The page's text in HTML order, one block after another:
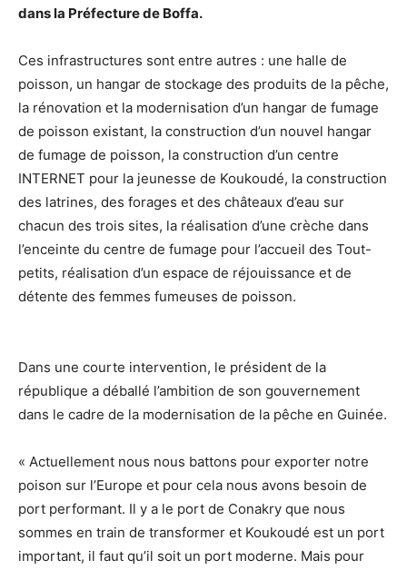
dans la Préfecture de Boffa.
Ces infrastructures sont entre autres : une halle de
poisson, un hangar de stockage des produits de la pêche,
la rénovation et la modernisation d’un hangar de fumage
de poisson existant, la construction d’un nouvel hangar
de fumage de poisson, la construction d’un centre
INTERNET pour la jeunesse de Koukoudé, la construction
des latrines, des forages et des châteaux d’eau sur
chacun des trois sites, la réalisation d’une crèche dans
l’enceinte du centre de fumage pour l’accueil des Tout-
petits, réalisation d’un espace de réjouissance et de
détente des femmes fumeuses de poisson.
Dans une courte intervention, le président de la
république a déballé l’ambition de son gouvernement
dans le cadre de la modernisation de la pêche en Guinée.
« Actuellement nous nous battons pour exporter notre
poison sur l’Europe et pour cela nous avons besoin de
port performant. Il y a le port de Conakry que nous
sommes en train de transformer et Koukoudé est un port
important, il faut qu’il soit un port moderne. Mais pour